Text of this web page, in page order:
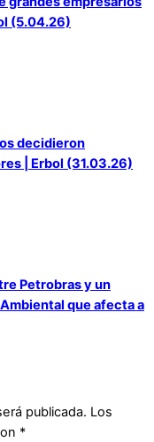
(5.04.26)
decidieron
| Erbol (31.03.26)
Petrobras y un
que afecta a
publicada. Los
*